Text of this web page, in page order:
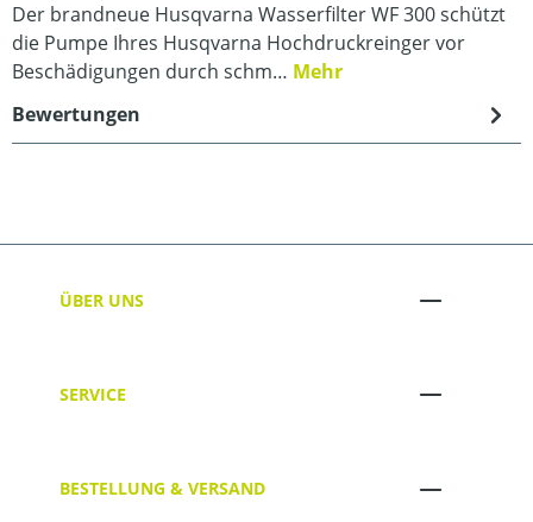
Der brandneue Husqvarna Wasserfilter WF 300 schützt
die Pumpe Ihres Husqvarna Hochdruckreinger vor
Beschädigungen durch schm… Mehr
Bewertungen
ÜBER UNS
SERVICE
BESTELLUNG & VERSAND